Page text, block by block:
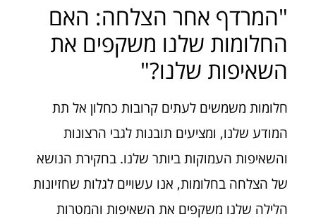
"המרדף אחר הצלחה: האם
החלומות שלנו משקפים את
השאיפות שלנו?"
חלומות משמשים לעתים קרובות כחלון אל תת
המודע שלנו, ומציעים תובנות לגבי הרצונות
והשאיפות העמוקות ביותר שלנו. בחקירת הנושא
של הצלחה בחלומות, אנו עשויים לגלות שחזיונות
הלילה שלנו משקפים את השאיפות והמטרות